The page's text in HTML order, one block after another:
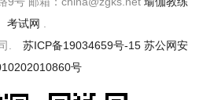
考试网
. 苏ICP备19034659号-15 苏公网安
号